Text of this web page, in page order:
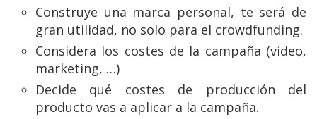
Construye una marca personal, te será de
gran utilidad, no solo para el crowdfunding.
Considera los costes de la campaña (vídeo,
marketing, …)
Decide qué costes de producción del
producto vas a aplicar a la campaña.